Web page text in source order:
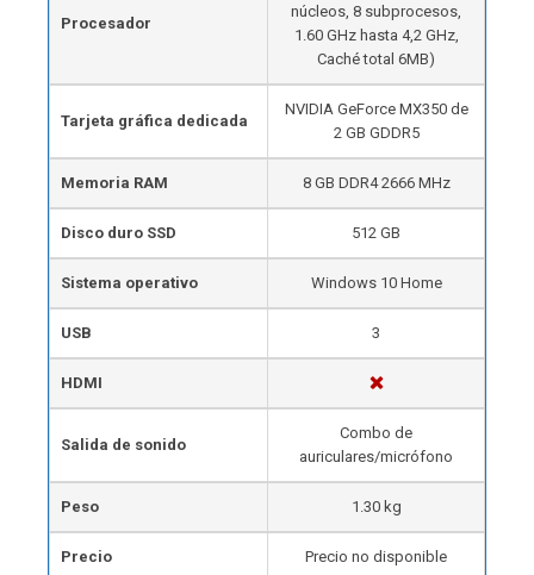
Procesador
núcleos, 8 subprocesos,
1.60 GHz hasta 4,2 GHz,
Caché total 6MB)
Tarjeta gráfica dedicada
NVIDIA GeForce MX350 de
2 GB GDDR5
Memoria RAM 8 GB DDR4 2666 MHz
Disco duro SSD 512 GB
Sistema operativo Windows 10 Home
USB 3
HDMI
Salida de sonido
Combo de
auriculares/micrófono
Peso 1.30 kg
Precio Precio no disponible